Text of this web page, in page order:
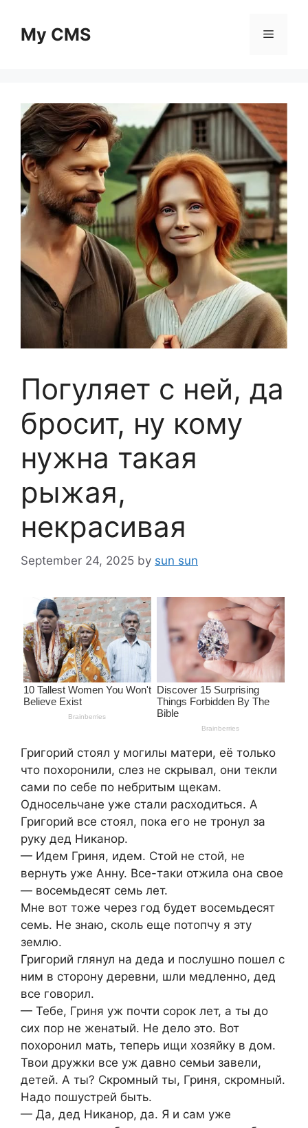
contentMy CMS Menu
Погуляет с ней, да
бросит, ну кому
нужна такая
рыжая,
некрасивая
September 24, 2025 by sun sun
Григорий стоял у могилы матери, её только
что похоронили, слез не скрывал, они текли
сами по себе по небритым щекам.
Односельчане уже стали расходиться. А
Григорий все стоял, пока его не тронул за
руку дед Никанор.
— Идем Гриня, идем. Стой не стой, не
вернуть уже Анну. Все-таки отжила она свое
— восемьдесят семь лет.
Мне вот тоже через год будет восемьдесят
семь. Не знаю, сколь еще потопчу я эту
землю.
Григорий глянул на деда и послушно пошел с
ним в сторону деревни, шли медленно, дед
все говорил.
— Тебе, Гриня уж почти сорок лет, а ты до
сих пор не женатый. Не дело это. Вот
похоронил мать, теперь ищи хозяйку в дом.
Твои дружки все уж давно семьи завели,
детей. А ты? Скромный ты, Гриня, скромный.
Надо пошустрей быть.
— Да, дед Никанор, да. Я и сам уже